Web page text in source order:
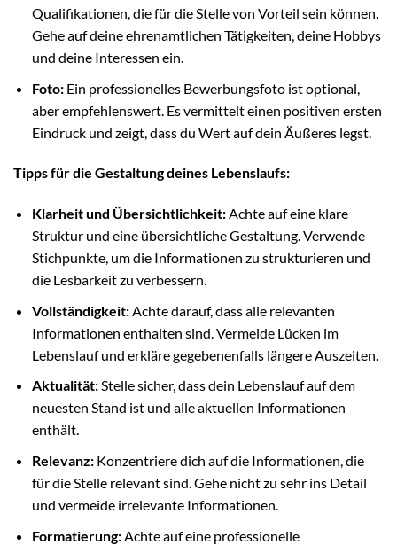
Qualifikationen, die für die Stelle von Vorteil sein können.
Gehe auf deine ehrenamtlichen Tätigkeiten, deine Hobbys
und deine Interessen ein.
Foto:Ein professionelles Bewerbungsfoto ist optional,
aber empfehlenswert. Es vermittelt einen positiven ersten
Eindruck und zeigt, dass du Wert auf dein Äußeres legst.
Tipps für die Gestaltung deines Lebenslaufs:
Klarheit und Übersichtlichkeit:Achte auf eine klare
Struktur und eine übersichtliche Gestaltung. Verwende
Stichpunkte, um die Informationen zu strukturieren und
die Lesbarkeit zu verbessern.
Vollständigkeit:Achte darauf, dass alle relevanten
Informationen enthalten sind. Vermeide Lücken im
Lebenslauf und erkläre gegebenenfalls längere Auszeiten.
Aktualität:Stelle sicher, dass dein Lebenslauf auf dem
neuesten Stand ist und alle aktuellen Informationen
enthält.
Relevanz:Konzentriere dich auf die Informationen, die
für die Stelle relevant sind. Gehe nicht zu sehr ins Detail
und vermeide irrelevante Informationen.
Formatierung:Achte auf eine professionelle